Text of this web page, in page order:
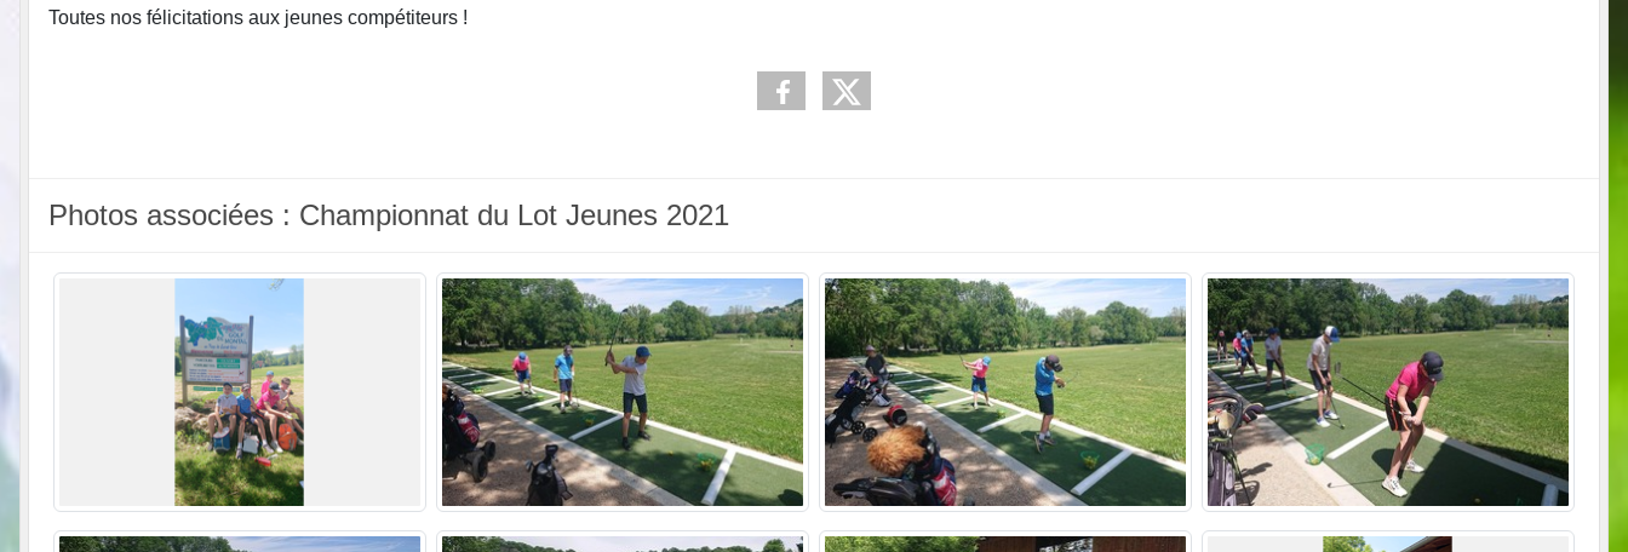
Toutes nos félicitations aux jeunes compétiteurs !
Photos associées : Championnat du Lot Jeunes 2021